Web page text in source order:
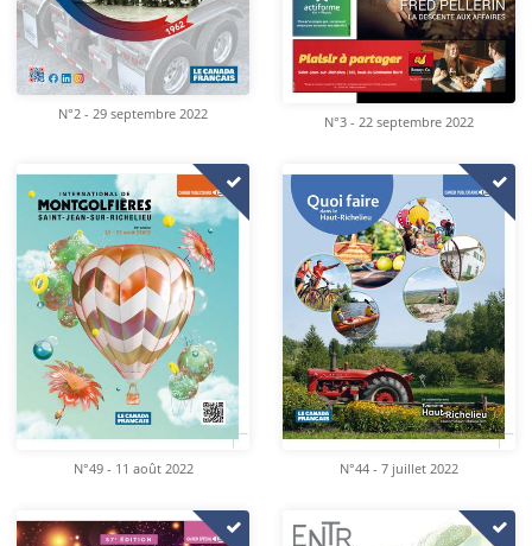
N°2 - 29 septembre 2022
N°3 - 22 septembre 2022
N°49 - 11 août 2022 N°44 - 7 juillet 2022